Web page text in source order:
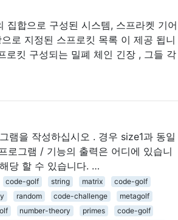
집합으로 구성된 시스템, 스프라켓 기어
로 지정된 스프로킷 목록 이 제공 됩니
킷 구성되는 밀폐 체인 긴장 , 그들 각
램을 작성하십시오 . 경우 size1과 동일
로그램 / 기능의 출력은 어디에 있습니
당 할 수 있습니다. …
code-golf string matrix
code-golf
random code-challenge
metagolf
number-theory primes
code-golf